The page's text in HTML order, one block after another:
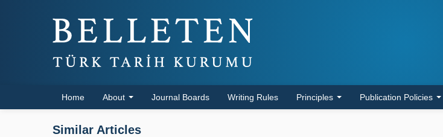
Home About Journal Boards Writing Rules Principles Publication Policies
Similar Articles